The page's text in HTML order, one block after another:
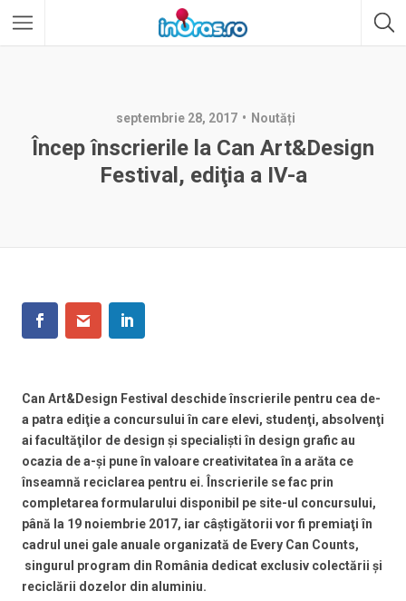
septembrie 28, 2017 Noutăți
Încep înscrierile la Can Art&Design
Festival, ediţia a IV-a
Can Art&Design Festival deschide înscrierile pentru cea de-
a patra ediţie a concursului în care elevi, studenţi, absolvenţi
ai facultăţilor de design şi specialişti în design grafic au
ocazia de a-şi pune în valoare creativitatea în a arăta ce
înseamnă reciclarea pentru ei. Înscrierile se fac prin
completarea formularului disponibil pe site-ul concursului,
până la 19 noiembrie 2017, iar câştigătorii vor fi premiaţi în
cadrul unei gale anuale organizată de Every Can Counts,
singurul program din România dedicat exclusiv colectării şi
reciclării dozelor din aluminiu.